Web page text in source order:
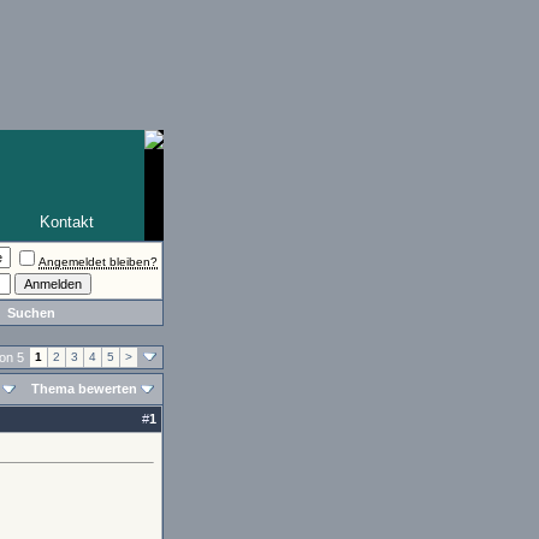
Kontakt
Angemeldet bleiben?
Suchen
5 1 2 3 4 5 >
Thema bewerten
#1